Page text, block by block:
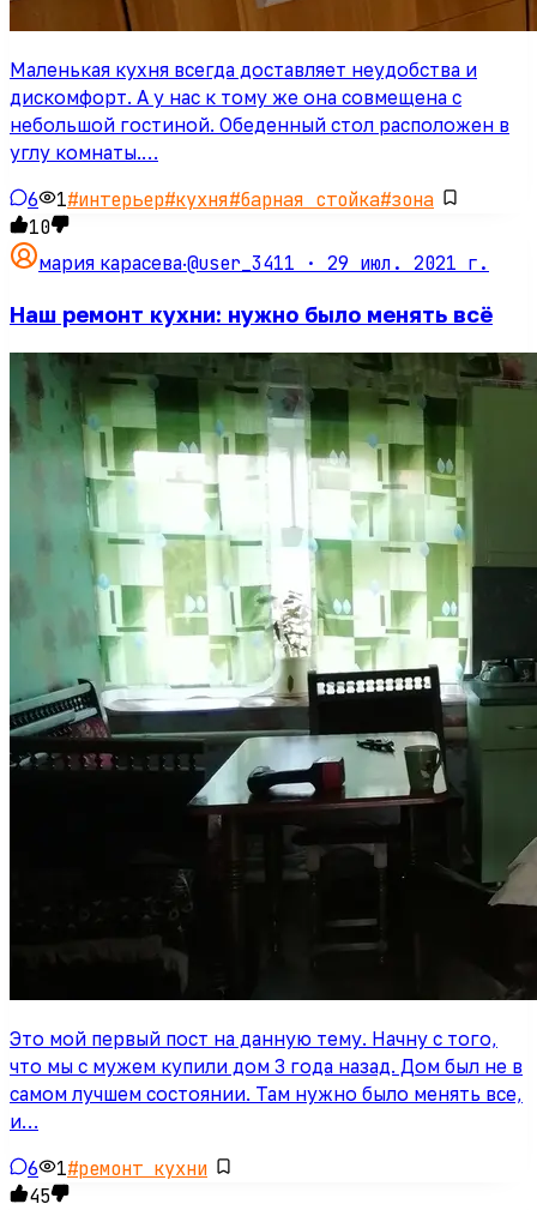
Маленькая кухня всегда доставляет неудобства и
дискомфорт. А у нас к тому же она совмещена с
небольшой гостиной. Обеденный стол расположен в
углу комнаты.…
6 1#интерьер#кухня#барная стойка#зона
10
мария карасева·@user_3411 · 29 июл. 2021 г.
Наш ремонт кухни: нужно было менять всё
Это мой первый пост на данную тему. Начну с того,
что мы с мужем купили дом 3 года назад. Дом был не в
самом лучшем состоянии. Там нужно было менять все,
и…
6 1#ремонт кухни
45